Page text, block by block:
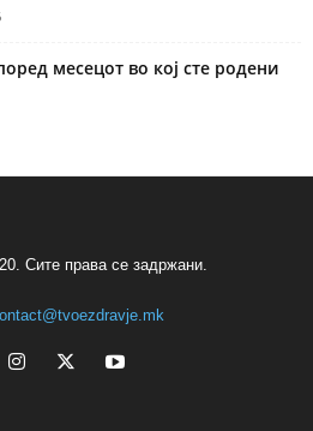
месецот во кој сте родени
Сите права се задржани.